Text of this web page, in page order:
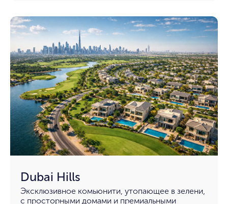
Dubai Hills
Эксклюзивное комьюнити, утопающее в зелени,
с просторными домами и премиальными